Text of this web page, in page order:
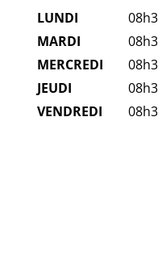
LUNDI
MARDI
MERCREDI
JEUDI
VENDREDI